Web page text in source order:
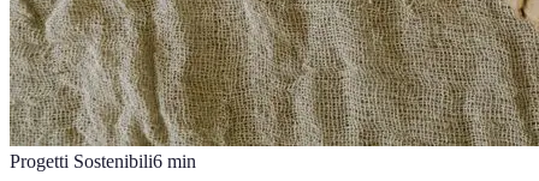
Progetti Sostenibili6 min